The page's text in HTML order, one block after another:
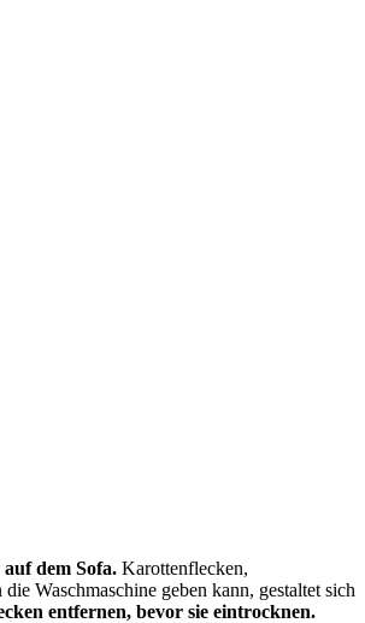
dem Sofa. Karottenflecken,
Waschmaschine geben kann, gestaltet sich
entfernen, bevor sie eintrocknen.